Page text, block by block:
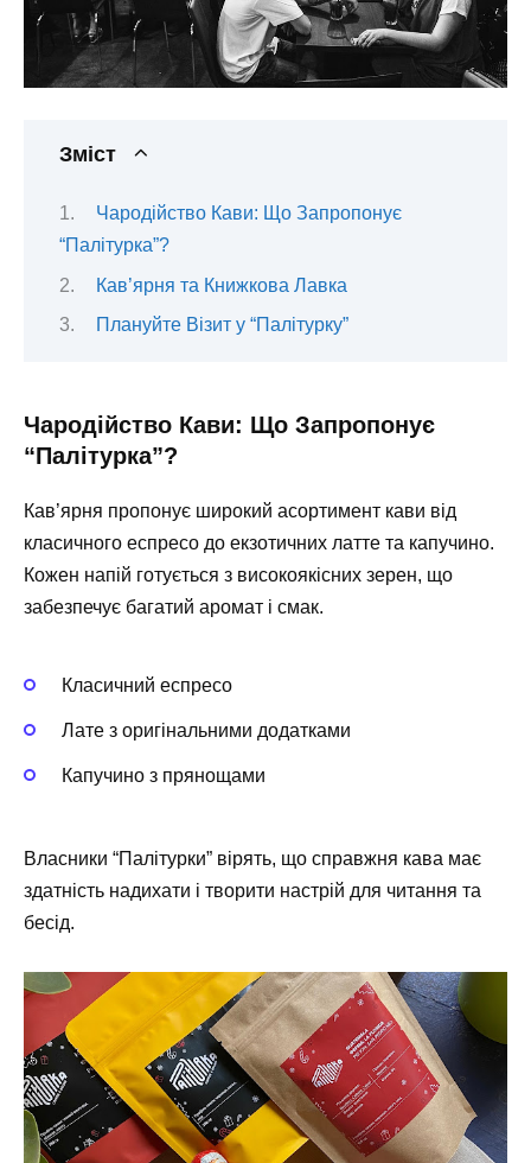
Зміст
Чародійство Кави: Що Запропонує
“Палітурка”?
Кав’ярня та Книжкова Лавка
Плануйте Візит у “Палітурку”
Чародійство Кави: Що Запропонує
“Палітурка”?
Кав’ярня пропонує широкий асортимент кави від
класичного еспресо до екзотичних латте та капучино.
Кожен напій готується з високоякісних зерен, що
забезпечує багатий аромат і смак.
Класичний еспресо
Лате з оригінальними додатками
Капучино з прянощами
Власники “Палітурки” вірять, що справжня кава має
здатність надихати і творити настрій для читання та
бесід.